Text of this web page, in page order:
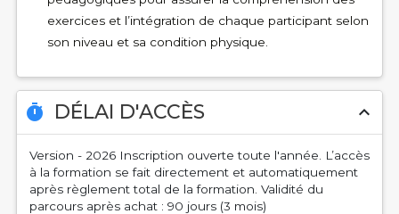
exercices et l’intégration de chaque participant selon
son niveau et sa condition physique.
timer DÉLAI D'ACCÈS expand_less
Version - 2026 Inscription ouverte toute l'année. L’accès
à la formation se fait directement et automatiquement
après règlement total de la formation. Validité du
parcours après achat : 90 jours (3 mois)